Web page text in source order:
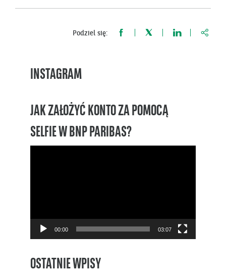
Podziel się:
INSTAGRAM
JAK ZAŁOŻYĆ KONTO ZA POMOCĄ
SELFIE W BNP PARIBAS?
00:00 03:07
OSTATNIE WPISY